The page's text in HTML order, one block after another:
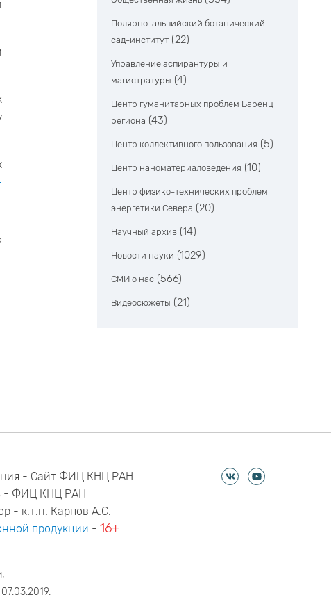
Полярно-альпийский ботанический
сад-институт (22)
Управление аспирантуры и
магистратуры (4)
Центр гуманитарных проблем Баренц
региона (43)
Центр коллективного пользования (5)
Центр наноматериаловедения (10)
Центр физико-технических проблем
энергетики Севера (20)
Научный архив (14)
Новости науки (1029)
СМИ о нас (566)
Видеосюжеты (21)
- Сайт ФИЦ КНЦ РАН
- ФИЦ КНЦ РАН
- к.т.н. Карпов А.С.
продукции -16+